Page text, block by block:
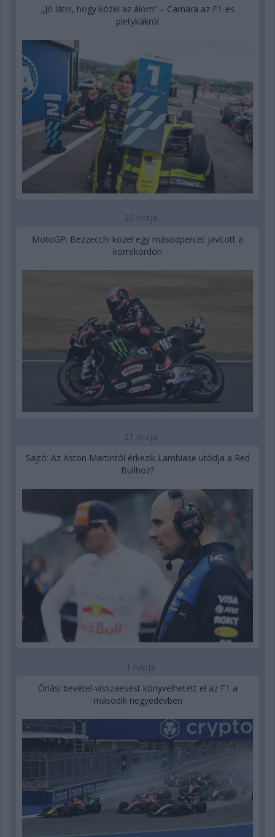
„Jó látni, hogy közel az álom” – Camara az F1-es
pletykákról
20 órája
MotoGP: Bezzecchi közel egy másodpercet javított a
körrekordon
21 órája
Sajtó: Az Aston Martintól érkezik Lambiase utódja a Red
Bullhoz?
1 napja
Óriási bevétel-visszaesést könyvelhetett el az F1 a
második negyedévben